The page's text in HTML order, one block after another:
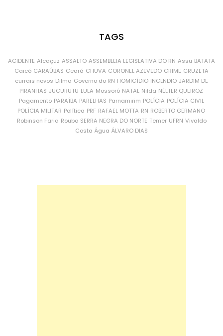
TAGS
ACIDENTE Alcaçuz ASSALTO ASSEMBLEIA LEGISLATIVA DO RN Assu BATATA
Caicó CARAÚBAS Ceará CHUVA CORONEL AZEVEDO CRIME CRUZETA
currais novos Dilma Governo do RN HOMICÍDIO INCÊNDIO JARDIM DE
PIRANHAS JUCURUTU LULA Mossoró NATAL Nilda NÉLTER QUEIROZ
Pagamento PARAÍBA PARELHAS Parnamirim POLÍCIA POLÍCIA CIVIL
POLÍCIA MILITAR Política PRF RAFAEL MOTTA RN ROBERTO GERMANO
Robinson Faria Roubo SERRA NEGRA DO NORTE Temer UFRN Vivaldo
Costa Água ÁLVARO DIAS